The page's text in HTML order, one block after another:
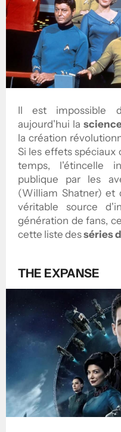
Il est impossible
aujourd'hui la
la création
Si les effets spéciaux
temps, l'étincelle
publique par les
(William Shatner) et
véritable source
génération de fans,
cette liste desséries
THE EXPANSE